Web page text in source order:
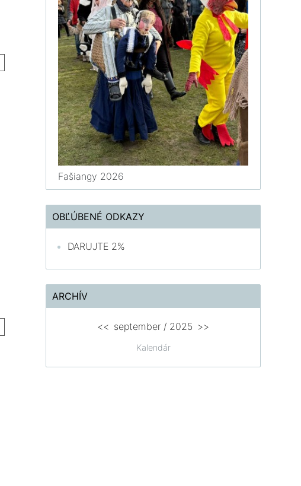
Fašiangy 2026
OBĽÚBENÉ ODKAZY
DARUJTE 2%
ARCHÍV
Kalendár
<< september/ 2025 >>